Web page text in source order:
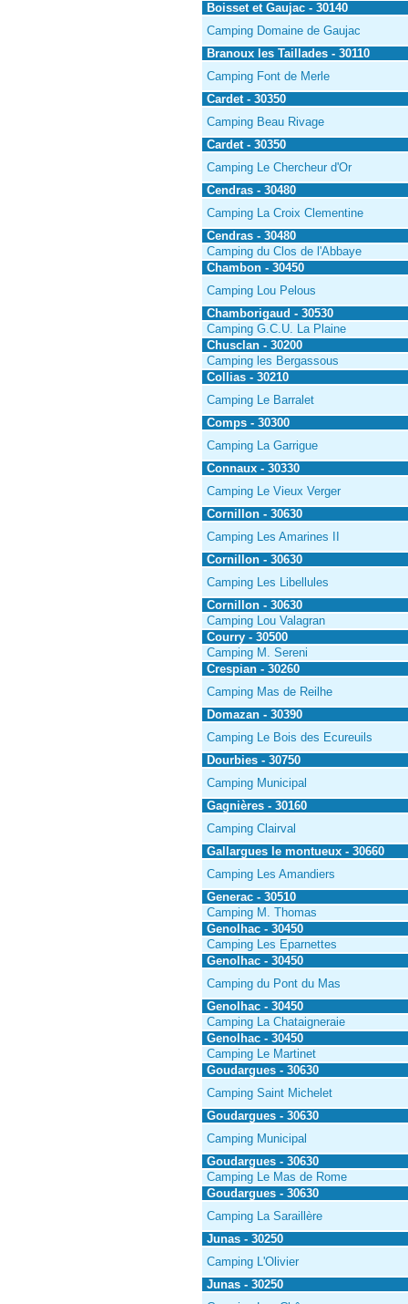
Boisset et Gaujac - 30140
Camping Domaine de Gaujac
Branoux les Taillades - 30110
Camping Font de Merle
Cardet - 30350
Camping Beau Rivage
Cardet - 30350
Camping Le Chercheur d'Or
Cendras - 30480
Camping La Croix Clementine
Cendras - 30480
Camping du Clos de l'Abbaye
Chambon - 30450
Camping Lou Pelous
Chamborigaud - 30530
Camping G.C.U. La Plaine
Chusclan - 30200
Camping les Bergassous
Collias - 30210
Camping Le Barralet
Comps - 30300
Camping La Garrigue
Connaux - 30330
Camping Le Vieux Verger
Cornillon - 30630
Camping Les Amarines II
Cornillon - 30630
Camping Les Libellules
Cornillon - 30630
Camping Lou Valagran
Courry - 30500
Camping M. Sereni
Crespian - 30260
Camping Mas de Reilhe
Domazan - 30390
Camping Le Bois des Ecureuils
Dourbies - 30750
Camping Municipal
Gagnières - 30160
Camping Clairval
Gallargues le montueux - 30660
Camping Les Amandiers
Generac - 30510
Camping M. Thomas
Genolhac - 30450
Camping Les Eparnettes
Genolhac - 30450
Camping du Pont du Mas
Genolhac - 30450
Camping La Chataigneraie
Genolhac - 30450
Camping Le Martinet
Goudargues - 30630
Camping Saint Michelet
Goudargues - 30630
Camping Municipal
Goudargues - 30630
Camping Le Mas de Rome
Goudargues - 30630
Camping La Saraillère
Junas - 30250
Camping L'Olivier
Junas - 30250